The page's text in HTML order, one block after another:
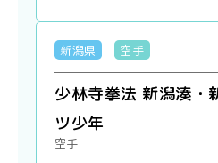
新潟県 空手
少林寺拳法 新潟湊・
ツ少年
空手